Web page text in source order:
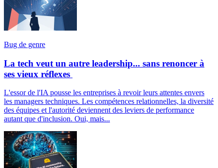
Bug de genre
La tech veut un autre leadership... sans renoncer à
ses vieux réflexes
L'essor de l'IA pousse les entreprises à revoir leurs attentes envers
les managers techniques. Les compétences relationnelles, la diversité
des équipes et l'autorité deviennent des leviers de performance
autant que d'inclusion. Oui, mais...